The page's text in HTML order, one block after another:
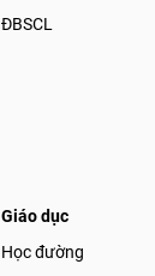
ĐBSCL
Giáo dục
Học đường